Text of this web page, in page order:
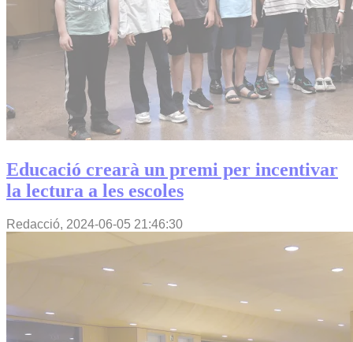
Educació crearà un premi per incentivar
la lectura a les escoles
Redacció, 2024-06-05 21:46:30